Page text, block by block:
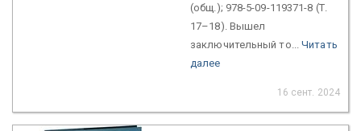
(общ.); 978-5-09-119371-8 (Т.
17–18). Вышел
заключительный то...Читать
далее
16 сент. 2024